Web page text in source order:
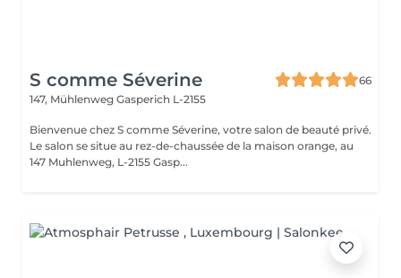
S comme Séverine
66
147, Mühlenweg Gasperich L-2155
Bienvenue chez S comme Séverine, votre salon de beauté privé.
Le salon se situe au rez-de-chaussée de la maison orange, au
147 Muhlenweg, L-2155 Gasp...